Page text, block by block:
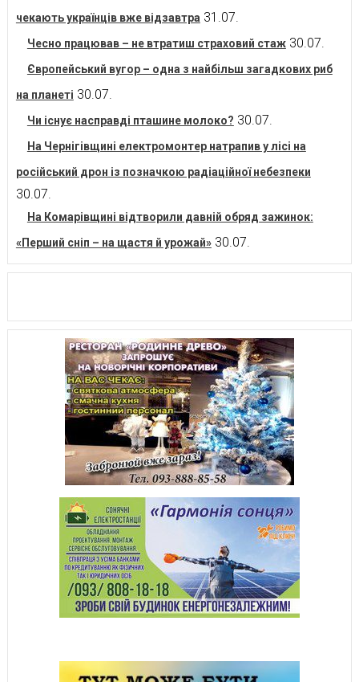
чекають українців вже відзавтра 31.07.
Чесно працював – не втратиш страховий стаж 30.07.
Європейський вугор – одна з найбільш загадкових риб
на планеті 30.07.
Чи існує насправді пташине молоко? 30.07.
На Чернігівщині електромонтер натрапив у лісі на
російський дрон із позначкою радіаційної небезпеки
30.07.
На Комарівщині відтворили давній обряд зажинок:
«Перший сніп – на щастя й урожай» 30.07.